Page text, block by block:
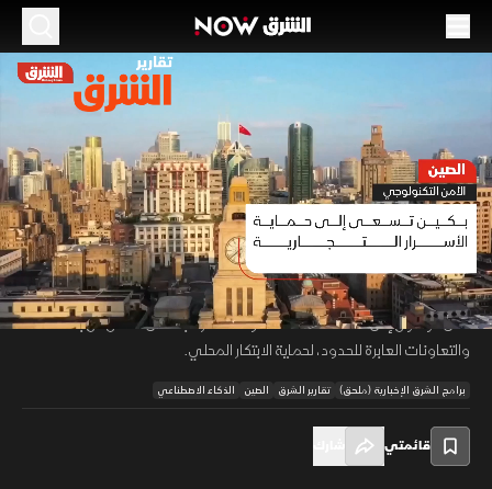
00:12/01:47
الصين.. الأمن التكنولوجي
02 يونيو 2026 01:47 أخبار
تقارير الشرق
في ظل سباق عالمي متسارع على الذكاء الاصطناعي وأشباه الموصلات
والتكنولوجيا الحيوية، شددت الصين حماية أسرارها التجارية لتشمل الأصول
الرقمية مثل البيانات والخوارزميات والبرمجيات. وتفرض اللوائح الجديدة قيودًا
على الوصول إلى الملفات الحساسة، وتشدد الرقابة على العمل عن بعد
والتعاونات العابرة للحدود، لحماية الابتكار المحلي.
برامج الشرق الإخبارية (ملحق) تقارير الشرق الصين الذكاء الاصطناعي
قائمتي